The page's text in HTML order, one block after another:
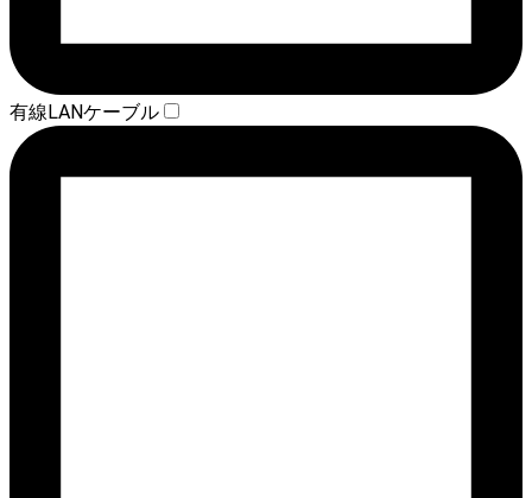
有線LANケーブル